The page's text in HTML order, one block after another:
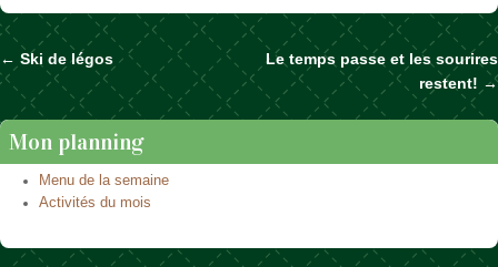
Naviguer dans les articles
← Ski de légos
Le temps passe et les sourires
restent! →
Mon planning
Menu de la semaine
Activités du mois